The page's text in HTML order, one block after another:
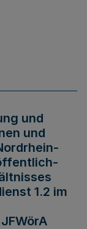
und
und
1.2 im